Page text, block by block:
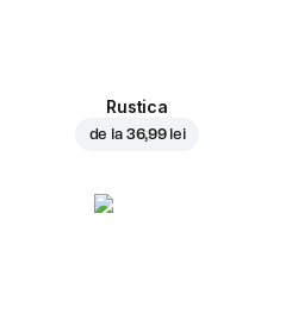
Rustica
de la 36,99 lei